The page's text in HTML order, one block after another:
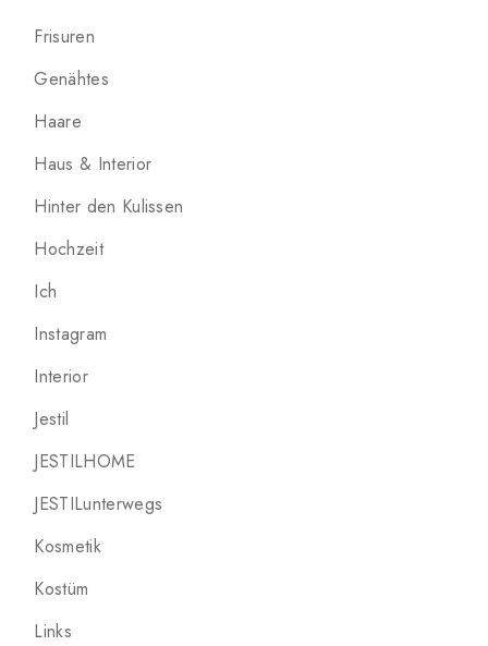
Frisuren
Genähtes
Haare
Haus & Interior
Hinter den Kulissen
Hochzeit
Ich
Instagram
Interior
Jestil
JESTILHOME
JESTILunterwegs
Kosmetik
Kostüm
Links